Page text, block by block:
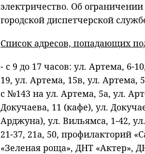
электричество. Об
городской диспетчерской
Список адресов, попадающих
- с 9 до 17 часов: ул. Артема, 6-
19, ул. Артема, 15в, ул. Артема,
с №143 на ул. Артема, 5а, ул.
Докучаева, 11 (кафе), ул.
Арджуна), ул. Вильямса, 1-42,
21-37, 21а, 50, профилакторий
«Зеленая роща», ДНТ «Актер»,